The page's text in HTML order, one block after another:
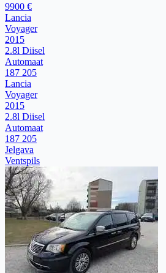
9900 €
Lancia
Voyager
2015
2.8l Diisel
Automaat
187 205
Lancia
Voyager
2015
2.8l Diisel
Automaat
187 205
Jelgava
Ventspils